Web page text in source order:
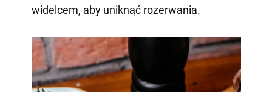
widelcem, aby uniknąć rozerwania.